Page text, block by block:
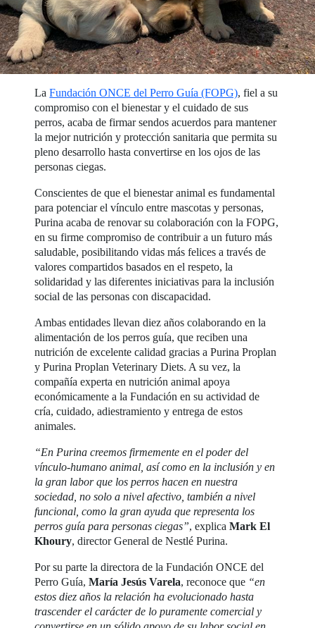
LaFundación ONCE del Perro Guía (FOPG), fiel a su
compromiso con el bienestar y el cuidado de sus
perros, acaba de firmar sendos acuerdos para mantener
la mejor nutrición y protección sanitaria que permita su
pleno desarrollo hasta convertirse en los ojos de las
personas ciegas.
Conscientes de que el bienestar animal es fundamental
para potenciar el vínculo entre mascotas y personas,
Purina acaba de renovar su colaboración con la FOPG,
en su firme compromiso de contribuir a un futuro más
saludable, posibilitando vidas más felices a través de
valores compartidos basados en el respeto, la
solidaridad y las diferentes iniciativas para la inclusión
social de las personas con discapacidad.
Ambas entidades llevan diez años colaborando en la
alimentación de los perros guía, que reciben una
nutrición de excelente calidad gracias a Purina Proplan
y Purina Proplan Veterinary Diets. A su vez, la
compañía experta en nutrición animal apoya
económicamente a la Fundación en su actividad de
cría, cuidado, adiestramiento y entrega de estos
animales.
“En Purina creemos firmemente en el poder del
vínculo-humano animal, así como en la inclusión y en
la gran labor que los perros hacen en nuestra
sociedad, no solo a nivel afectivo, también a nivel
funcional, como la gran ayuda que representa los
perros guía para personas ciegas”, explicaMark El
Khoury, director General de Nestlé Purina.
Por su parte la directora de la Fundación ONCE del
Perro Guía,María Jesús Varela, reconoce que “en
estos diez años la relación ha evolucionado hasta
trascender el carácter de lo puramente comercial y